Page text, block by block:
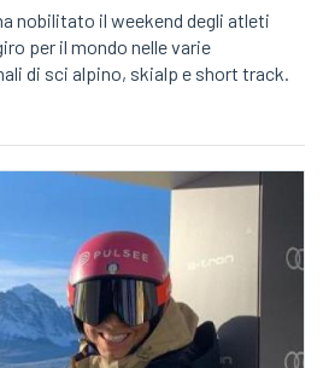
nobilitato il weekend degli atleti
per il mondo nelle varie
di sci alpino, skialp e short track.